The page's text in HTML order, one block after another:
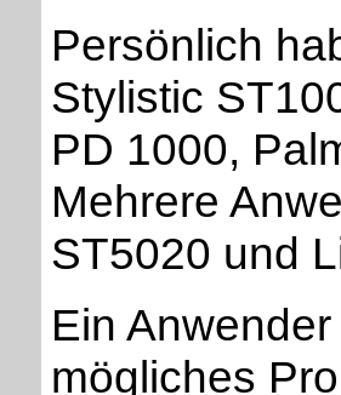
Persönlich
Stylistic
PD 1000,
Mehrere
ST5020 und
Ein
mögliches